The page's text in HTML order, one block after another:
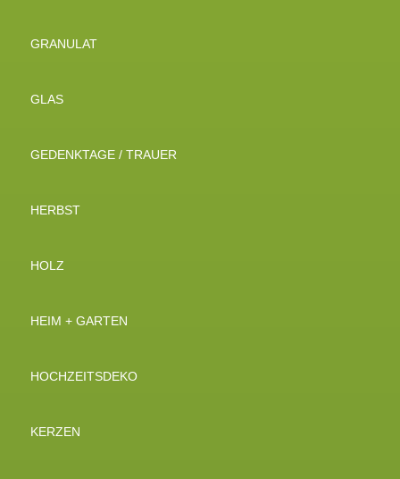
GRANULAT
GLAS
GEDENKTAGE / TRAUER
HERBST
HOLZ
HEIM + GARTEN
HOCHZEITSDEKO
KERZEN